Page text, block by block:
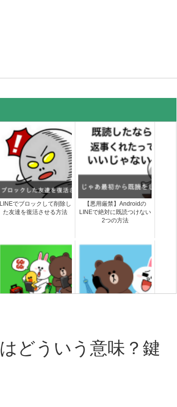
LINEでブロックして削除し
た友達を復活させる方法
【悪用厳禁】Androidの
LINEで絶対に既読つけない
2つの方法
の対処法
どういう意味？鍵